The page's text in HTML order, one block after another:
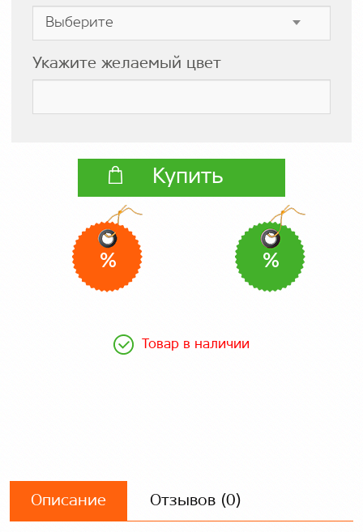
Укажите желаемый цвет
Купить
% %
Товар в наличии
Описание Отзывов (0)